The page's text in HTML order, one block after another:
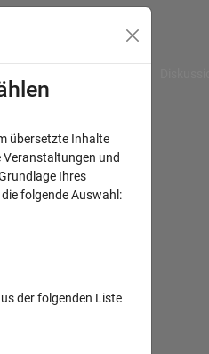
übersetzte Inhalte
und
Ihres
folgende Auswahl:
der folgenden Liste